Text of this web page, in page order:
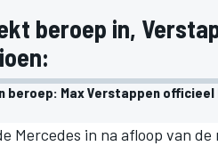
DTM
beroep in,
beroep: Max Verstappen officieel
Mercedes in na afloop van